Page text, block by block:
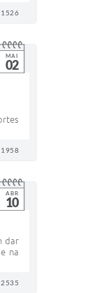
1526
MAI
02
1958
ABR
10
dar
na
2535